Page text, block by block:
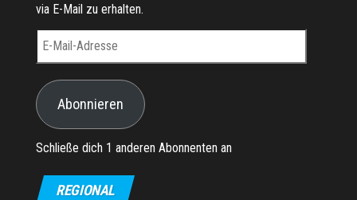
via E-Mail zu erhalten.
E-Mail-Adresse
Abonnieren
Schließe dich 1 anderen Abonnenten an
REGIONAL